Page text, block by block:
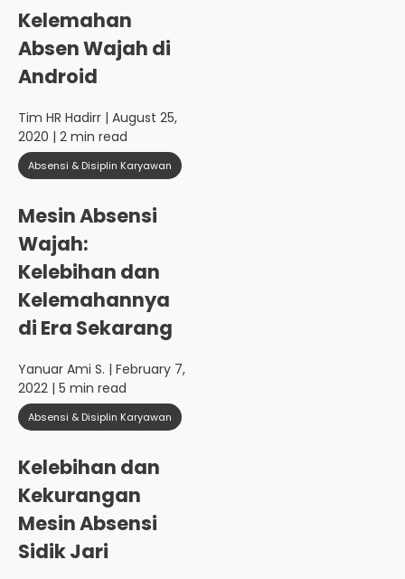
Kelemahan
Absen Wajah di
Android
Tim HR Hadirr | August 25,
2020 | 2 min read
Absensi & Disiplin Karyawan
Mesin Absensi
Wajah:
Kelebihan dan
Kelemahannya
di Era Sekarang
Yanuar Ami S. | February 7,
2022 | 5 min read
Absensi & Disiplin Karyawan
Kelebihan dan
Kekurangan
Mesin Absensi
Sidik Jari